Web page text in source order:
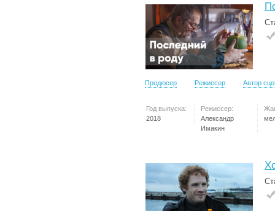
Продюсер Режиссер Автор
Год выпуска:
2018
Режиссер:
Александр
Имакин